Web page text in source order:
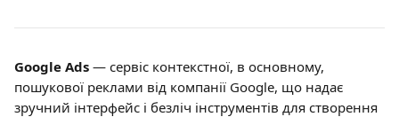
Google Ads — сервіс контекстної, в основному,
пошукової реклами від компанії Google, що надає
зручний інтерфейс і безліч інструментів для створення